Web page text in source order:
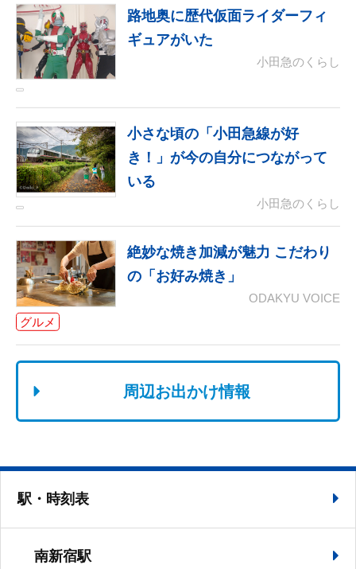
路地奥に歴代仮面ライダーフィ
ギュアがいた
小田急のくらし
小さな頃の「小田急線が好
き！」が今の自分につながって
いる
小田急のくらし
グルメ
絶妙な焼き加減が魅力 こだわり
の「お好み焼き」
ODAKYU VOICE
周辺お出かけ情報
駅・時刻表
南新宿駅